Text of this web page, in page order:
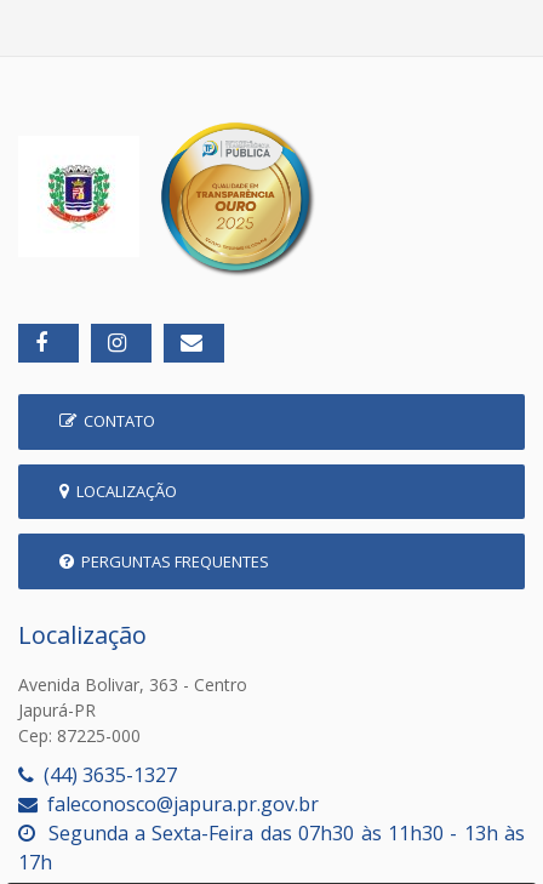
CONTATO
LOCALIZAÇÃO
PERGUNTAS FREQUENTES
Localização
Avenida Bolivar, 363 - Centro
Japurá-PR
Cep: 87225-000
(44) 3635-1327
faleconosco@japura.pr.gov.br
Segunda a Sexta-Feira das 07h30 às 11h30 - 13h às
17h